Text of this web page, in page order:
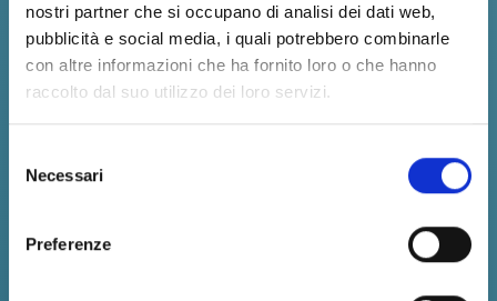
nostri partner che si occupano di analisi dei dati web,
pubblicità e social media, i quali potrebbero combinarle
con altre informazioni che ha fornito loro o che hanno
raccolto dal suo utilizzo dei loro servizi.
delNecessari
Preferenze